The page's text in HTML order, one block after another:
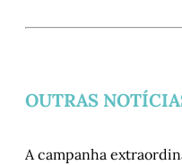
OUTRAS
A campanha